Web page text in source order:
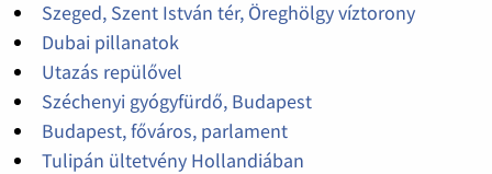
Szeged, Szent István tér, Öreghölgy víztorony
Dubai pillanatok
Utazás repülővel
Széchenyi gyógyfürdő, Budapest
Budapest, főváros, parlament
Tulipán ültetvény Hollandiában